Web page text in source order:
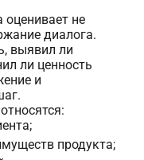
оценивает не
диалога.
выявил ли
ли ценность
и
продукта;